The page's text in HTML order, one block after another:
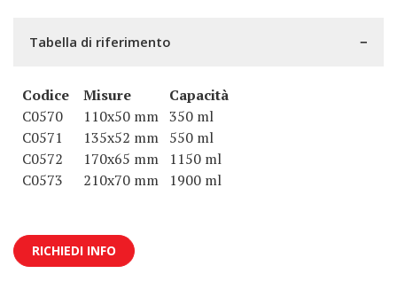
Tabella di riferimento
Codice Misure
Capacità
C0570
110x50 mm 350 ml
C0571
135x52 mm 550 ml
C0572
170x65 mm
1150 ml
C0573
210x70 mm 1900 ml
RICHIEDI INFO